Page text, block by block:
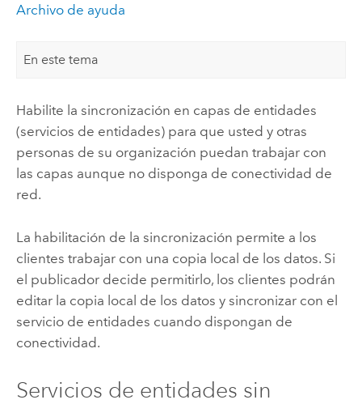
Archivo de ayuda
En este tema
Habilite la sincronización en capas de entidades
(servicios de entidades) para que usted y otras
personas de su organización puedan trabajar con
las capas aunque no disponga de conectividad de
red.
La habilitación de la sincronización permite a los
clientes trabajar con una copia local de los datos. Si
el publicador decide permitirlo, los clientes podrán
editar la copia local de los datos y sincronizar con el
servicio de entidades cuando dispongan de
conectividad.
Servicios de entidades sin